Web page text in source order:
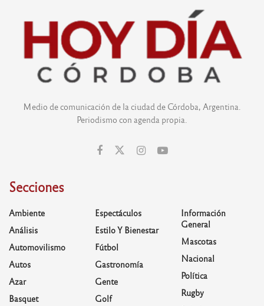
Medio de comunicación de la ciudad de Córdoba, Argentina.
Periodismo con agenda propia.
Secciones
Ambiente
Análisis
Automovilismo
Autos
Azar
Basquet
Espectáculos
Estilo Y Bienestar
Fútbol
Gastronomía
Gente
Golf
Información
General
Mascotas
Nacional
Política
Rugby